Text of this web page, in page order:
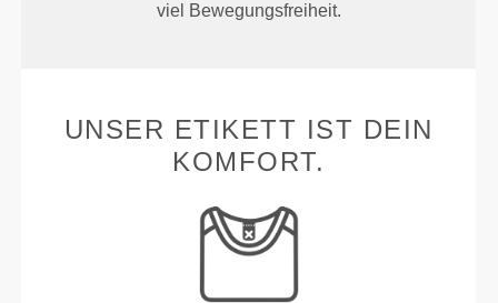
viel Bewegungsfreiheit.
UNSER ETIKETT IST DEIN
KOMFORT.